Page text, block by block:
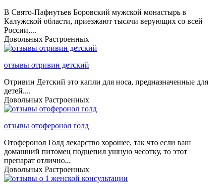
В Свято-Пафнутьев Боровский мужской монастырь в
Калужской области, приезжают тысячи верующих со всей
России,...
Довольных Растроенных
отзывы отривин детский
Отривин Детский это капли для носа, предназначенные для
детей....
Довольных Растроенных
отзывы отоферонол голд
Отоферонол Голд лекарство хорошее, так что если ваш
домашний питомец подцепил ушную чесотку, то этот
препарат отлично...
Довольных Растроенных